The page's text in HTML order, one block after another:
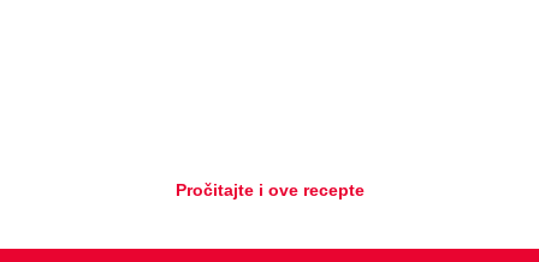
Pročitajte i ove recepte